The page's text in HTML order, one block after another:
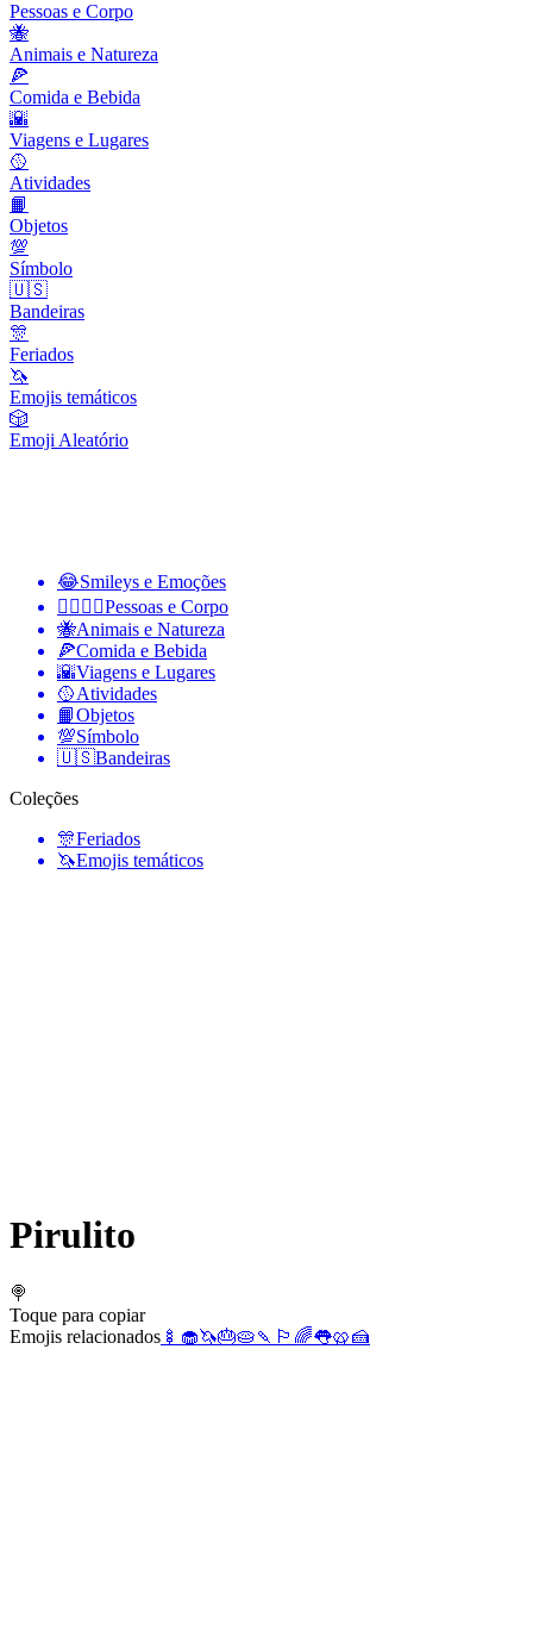
Pessoas e Corpo
🐝
Animais e Natureza
🍕
Comida e Bebida
🌇
Viagens e Lugares
🥎
Atividades
📙
Objetos
💯
Símbolo
🇺🇸
Bandeiras
🎊
Feriados
🦄
Emojis temáticos
🎲
Emoji Aleatório
😂Smileys e Emoções
👩‍❤️‍💋‍👨Pessoas e Corpo
🐝Animais e Natureza
🍕Comida e Bebida
🌇Viagens e Lugares
🥎Atividades
📙Objetos
💯Símbolo
🇺🇸Bandeiras
Coleções
🎊Feriados
🦄Emojis temáticos
Pirulito
🍭
Toque para copiar
Emojis relacionados 🍢 🧁🦄🎂🥧🍡 🏳️‍🌈👅🥨🍰